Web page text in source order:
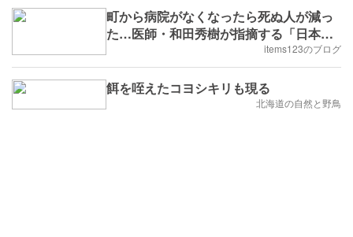
町から病院がなくなったら死ぬ人が減っ
た…医師・和田秀樹が指摘する「日本の
items123のブログ
餌を咥えたコヨシキリも現る
北海道の自然と野鳥